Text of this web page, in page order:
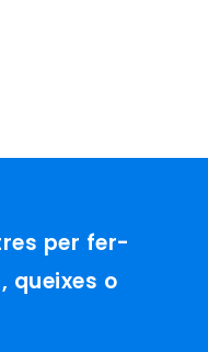
per fer-
queixes o